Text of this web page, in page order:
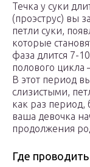
Течка у суки
(проэструс) вы
петли суки,
которые
фаза длится 7-
полового цикла
В этот период
слизистыми,
как раз период,
ваша девочка
продолжения
Где проводить